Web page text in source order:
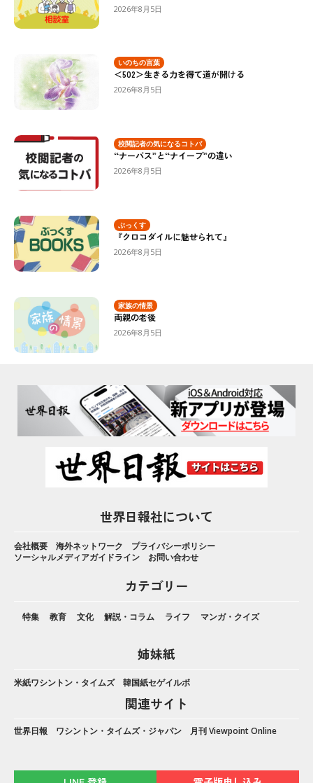
2026年8月5日
いのちの言葉
＜502＞生きる力を得て道が開ける
2026年8月5日
校閲記者の気になるコトバ
“ナーバス”と“ナイーブ”の違い
2026年8月5日
ぶっくす
『クロコダイルに魅せられて』
2026年8月5日
家族の情景
両親の老後
2026年8月5日
世界日報社について
会社概要 海外ネットワーク
プライバシーポリシー
ソーシャルメディアガイドライン
お問い合わせ
カテゴリー
特集 教育 文化 解説・コラム ライフ マンガ・クイズ
姉妹紙
米紙ワシントン・タイムズ 韓国紙セゲイルボ
関連サイト
世界日報 ワシントン・タイムズ・ジャパン 月刊 Viewpoint Online